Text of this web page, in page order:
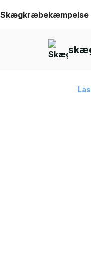
Skip
Skægkræbekæmpelse